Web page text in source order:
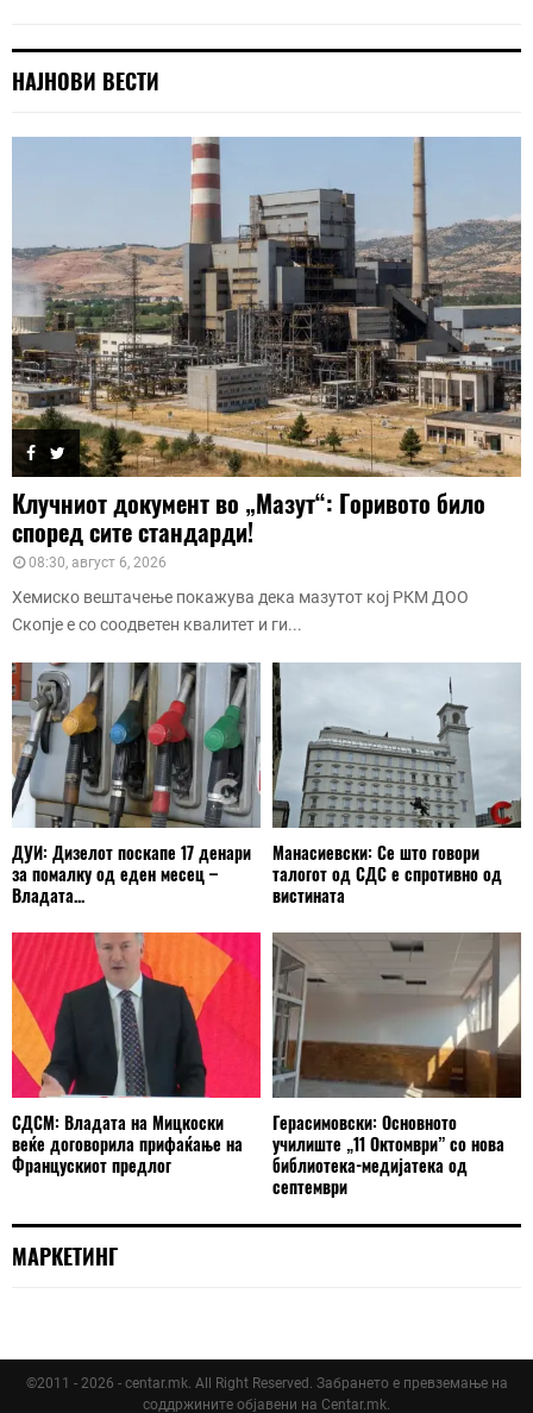
НАЈНОВИ ВЕСТИ
Клучниот документ во „Мазут“: Горивото било
според сите стандарди!
08:30, август 6, 2026
Хемиско вештачење покажува дека мазутот кој РКМ ДОО
Скопје е со соодветен квалитет и ги...
ДУИ: Дизелот поскапе 17 денари
за помалку од еден месец –
Владата...
Манасиевски: Се што говори
талогот од СДС е спротивно од
вистината
СДСМ: Владата на Мицкоски
веќе договорила прифаќање на
Францускиот предлог
Герасимовски: Основното
училиште „11 Октомври” со нова
библиотека-медијатека од
септември
МАРКЕТИНГ
©2011 - 2026 - centar.mk. All Right Reserved. Забрането е превземање на
соддржините објавени на Centar.mk.